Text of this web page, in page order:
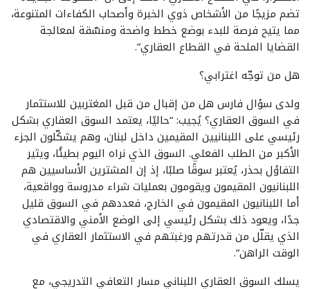
تضم مزيجًا من الأشخاص ذوي الخبرة وأصحاب الكفاءات المتنوعة،
مما يتيح فرصة للبدء بوضع خطط واضحة ومنسّقة لمعالجة
القضايا الملحة في القطاع العقاري”.
هل من توجّه اغترابي؟
ولدى سؤال فارس هل من إقبال من قبل المغتربين للاستثمار
في السوق العقاري؟ يُجيب: “حاليًا، يعتمد السوق العقاري بشكل
رئيسي على اللبنانيين المقيمين داخل لبنان، وهم يشكّلون الجزء
الأكبر من الطلب الفعلي. السوق الذي نراه اليوم بطيئًا، ويثير
التفاؤل بحذر، يُعتبر سوقًا صلبًا، إذ إن المشترين الأساسيين هم
اللبنانيون المقيمون ويقومون بعمليات شراء مدروسة وواقعية،
أما اللبنانيون المقيمون في الخارج، فعددهم في السوق قليل
جدًا، ويعود ذلك بشكل رئيسي إلى الوضع الأمني والاقتصادي
الذي يقلّل من قدرتهم ورغبتهم في الاستثمار العقاري في
الوقت الراهن”.
يسلك السوق العقاري اللبناني مسار التعافي التدريجي، مع